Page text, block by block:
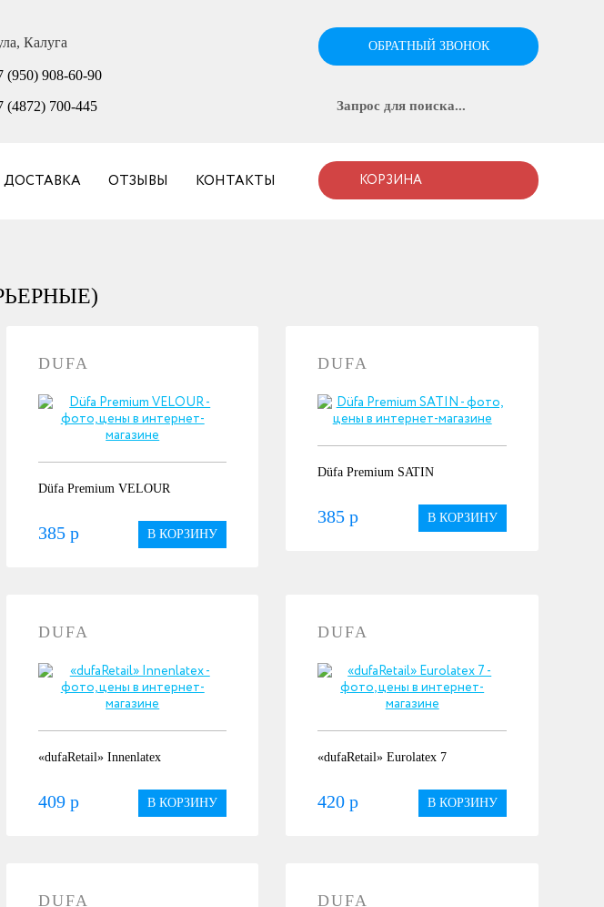
Калуга
(950) 908-60-90
(4872) 700-445
ОБРАТНЫЙ ЗВОНОК
ДОСТАВКА ОТЗЫВЫ КОНТАКТЫ КОРЗИНА
DUFA
Düfa Premium VELOUR
В КОРЗИНУ
385 р
DUFA
Düfa Premium SATIN
В КОРЗИНУ
385 р
DUFA
«dufaRetail» Innenlatex
В КОРЗИНУ
409 р
DUFA
«dufaRetail» Eurolatex 7
В КОРЗИНУ
420 р
DUFA DUFA